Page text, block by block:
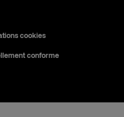
cookies
conforme